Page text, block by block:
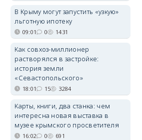
В Крыму могут запустить «узкую»
льготную ипотеку
09:01 0 1431
Как совхоз-миллионер
растворялся в застройке:
история земли
«Севастопольского»
18:01 15 3284
Карты, книги, два станка: чем
интересна новая выставка в
музее крымского просветителя
16:02 0 691